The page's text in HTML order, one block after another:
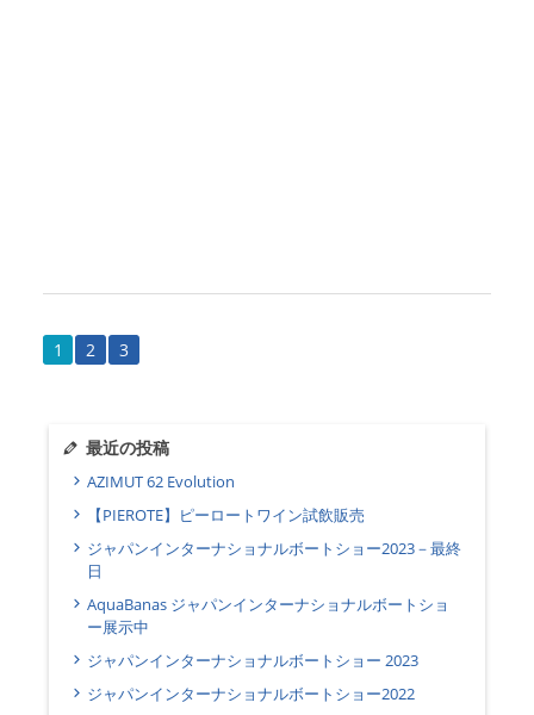
1 2 3
最近の投稿
AZIMUT 62 Evolution
【PIEROTE】ピーロートワイン試飲販売
ジャパンインターナショナルボートショー2023－最終
日
AquaBanas ジャパンインターナショナルボートショ
ー展示中
ジャパンインターナショナルボートショー 2023
ジャパンインターナショナルボートショー2022